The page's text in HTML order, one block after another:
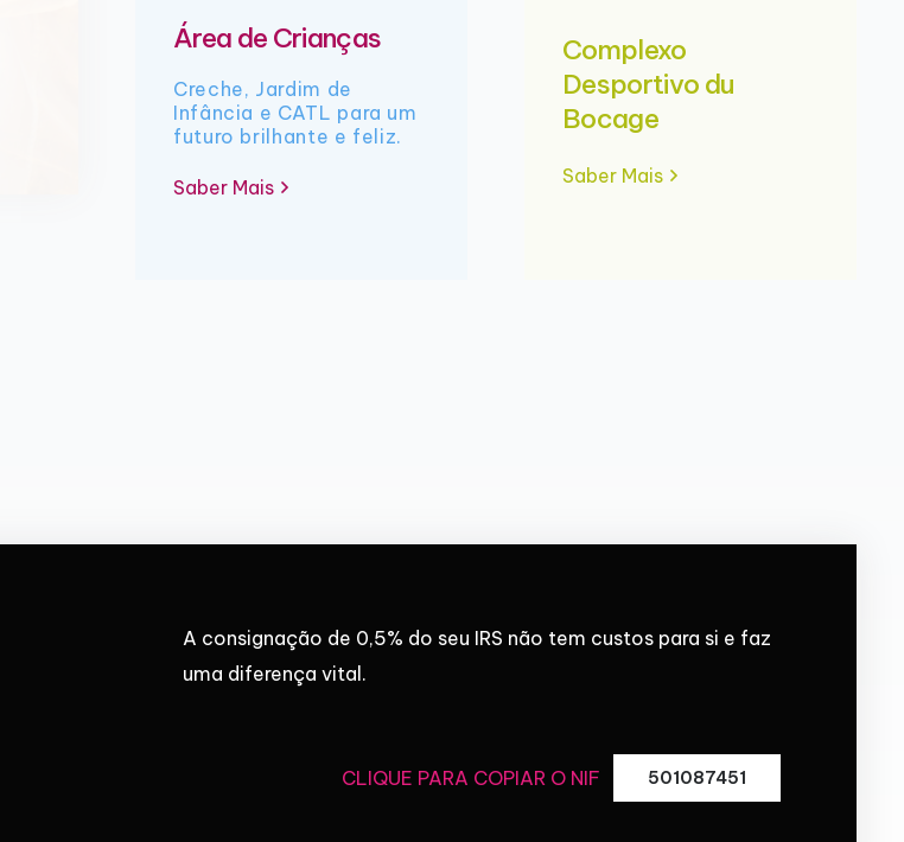
Área de Crianças
Creche, Jardim de
Infância e CATL para um
futuro brilhante e feliz.
Saber Mais
Complexo
Desportivo du
Bocage
Saber Mais
A consignação de 0,5% do seu IRS não tem custos para si e faz
uma diferença vital.
CLIQUE PARA COPIAR O NIF 501087451